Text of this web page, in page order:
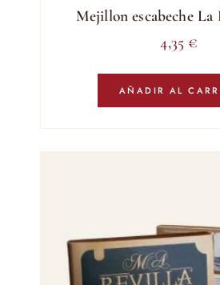
Mejillon escabeche La
4,35 €
AÑADIR AL